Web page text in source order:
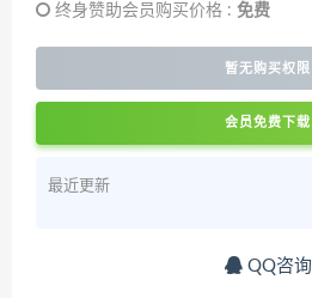
终身赞助会员购买价格 : 免费
暂无购买权限
会员免费下载
最近更新
QQ咨询